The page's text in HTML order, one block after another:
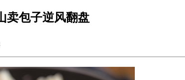
卖包子逆风翻盘